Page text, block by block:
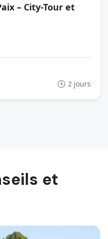
– City-Tour et
2 jours
et